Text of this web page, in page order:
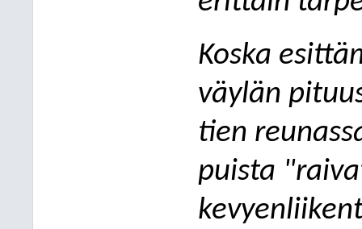
Koska
väylän
tien
puista